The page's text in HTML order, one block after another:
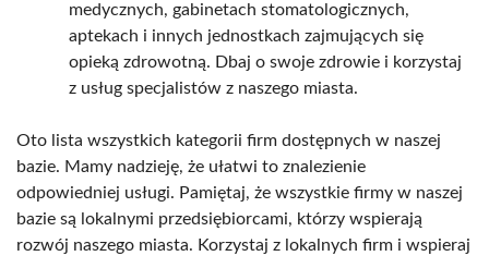
medycznych, gabinetach stomatologicznych,
aptekach i innych jednostkach zajmujących się
opieką zdrowotną. Dbaj o swoje zdrowie i korzystaj
z usług specjalistów z naszego miasta.
Oto lista wszystkich kategorii firm dostępnych w naszej
bazie. Mamy nadzieję, że ułatwi to znalezienie
odpowiedniej usługi. Pamiętaj, że wszystkie firmy w naszej
bazie są lokalnymi przedsiębiorcami, którzy wspierają
rozwój naszego miasta. Korzystaj z lokalnych firm i wspieraj